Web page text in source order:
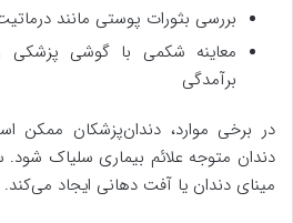
بررسی بثورات پوستی مانند
معاینه شکمی با گوشی
برآمدگی
در برخی موارد، دندان‌پزشکان
دندان متوجه علائم بیماری سلیاک
مینای دندان یا آفت دهانی ایجاد می‌کند.